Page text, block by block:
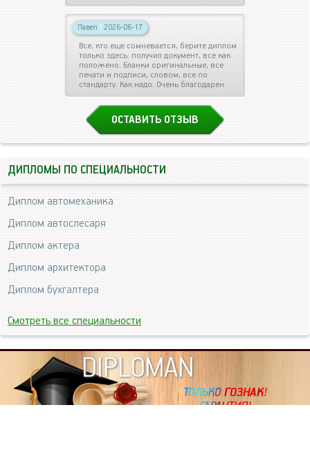
Павел | 2026-06-17
Все, кто еще сомневается, берите диплом
только здесь: получил документ, все как
положено. Бланки оригинальные, все
печати и подписи, словом, все по
стандарту. Как надо. Очень благодарен.
ОСТАВИТЬ ОТЗЫВ
ДИПЛОМЫ ПО СПЕЦИАЛЬНОСТИ
Диплом автомеханика
Диплом автослесаря
Диплом актера
Диплом архитектора
Диплом бухгалтера
Смотреть все специальности
DIPLOMAN